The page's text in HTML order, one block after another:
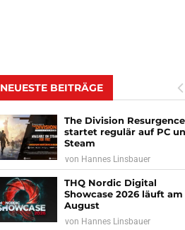
NEUESTE BEITRÄGE
The Division Resurgence
startet regulär auf PC
Steam
von Hannes Linsbauer
THQ Nordic Digital
Showcase 2026 läuft am
August
von Hannes Linsbauer